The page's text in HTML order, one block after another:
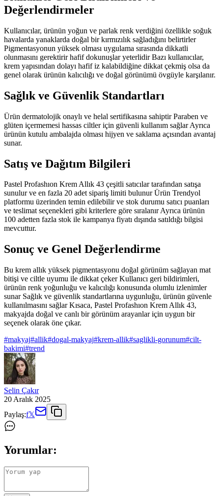
Değerlendirmeler
Kullanıcılar, ürünün yoğun ve parlak renk verdiğini özellikle soğuk
havalarda yanaklarda doğal bir kırmızılık sağladığını belirtirler
Pigmentasyonun yüksek olması uygulama sırasında dikkatli
olunmasını gerektirir hafif dokunuşlar yeterlidir Bazı kullanıcılar,
krem yapısından dolayı hafif iz kalabildiğine dikkat çekmiş olsa da
genel olarak ürünün kalıcılığı ve doğal görünümü övgüyle karşılanır.
Sağlık ve Güvenlik Standartları
Ürün dermatolojik onaylı ve helal sertifikasına sahiptir Paraben ve
glüten içermemesi hassas ciltler için güvenli kullanım sağlar Ayrıca
ürünün kutulu ambalajda olması hijyen ve saklama açısından avantaj
sunar.
Satış ve Dağıtım Bilgileri
Pastel Profashıon Krem Allık 43 çeşitli satıcılar tarafından satışa
sunulur ve en fazla 20 adet sipariş limiti bulunur Ürün Trendyol
platformu üzerinden temin edilebilir ve stok durumu satıcı puanları
ve teslimat seçenekleri gibi kriterlere göre sıralanır Ayrıca ürünün
100 adetten fazla stok ile kampanya fiyatı dışında satıldığı bilgisi
mevcuttur.
Sonuç ve Genel Değerlendirme
Bu krem allık yüksek pigmentasyonu doğal görünüm sağlayan mat
bitişi ve ciltle uyumu ile dikkat çeker Kullanıcı geri bildirimleri,
ürünün renk yoğunluğu ve kalıcılığı konusunda olumlu izlenimler
sunar Sağlık ve güvenlik standartlarına uygunluğu, ürünün güvenle
kullanılmasını sağlar Kısaca, Pastel Profashıon Krem Allık 43,
makyajda doğal ve canlı bir görünüm arayanlar için uygun bir
seçenek olarak öne çıkar.
#makyaj#allik#dogal-makyaj#krem-allik#saglikli-gorunum#cilt-
bakimi#trend
Selin Çakır
20 Aralık 2025
Paylaş:f𝕏
Yorumlar: